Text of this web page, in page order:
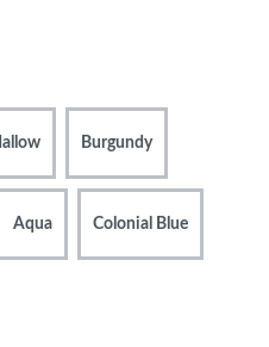
Burgundy
Aqua Colonial Blue